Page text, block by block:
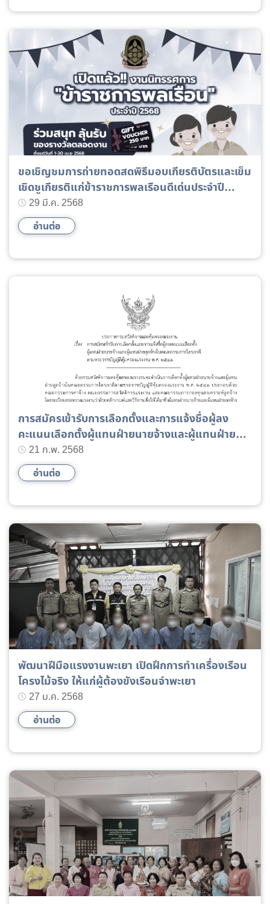
ขอเชิญชมการถ่ายทอดสดพิธีมอบเกียรติบัตรและเข็ม
เชิดชูเกียรติแก่ข้าราชการพลเรือนดีเด่นประจำปี
พ.ศ.2567
29 มี.ค. 2568
อ่านต่อ
การสมัครเข้ารับการเลือกตั้งและการแจ้งชื่อผู้ลง
คะแนนเลือกตั้งผู้แทนฝ่ายนายจ้างและผู้แทนฝ่าย
ลูกจ้างในคณะกรรมการไตรภาคีตามพระราชบัญญัติ
คุ้มครองแรงงาน พ.ศ. 2541
21 ก.พ. 2568
อ่านต่อ
พัฒนาฝีมือแรงงานพะเยา เปิดฝึกการทำเครื่องเรือน
โครงไม้จริง ให้แก่ผู้ต้องขังเรือนจำพะเยา
27 ม.ค. 2568
อ่านต่อ